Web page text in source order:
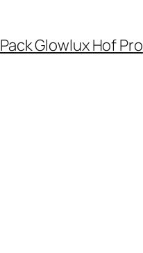
Pack Glowlux Hof Pro